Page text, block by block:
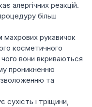
алергічних реакцій.
більш
махрових рукавичок
косметичного
вони вкриваються
проникненню
зволоженню та
і тріщини,